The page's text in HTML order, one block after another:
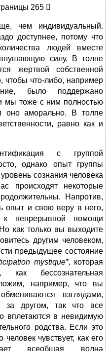
265 
чем индивидуальный.
доступнее, потому что
людей вместе
силу. В толпе
жертвой собственной
чтобы что-либо, например
было поддержано
мы тоже с ним полностью
оно аморально. В толпе
равно как и
с группой
однако опыт группы
сознания человека
происходят некоторые
Напротив,
опыт и свою веру в него,
непрерывной помощи
как только вы выходите
другим человеком,
предыдущее состояние
mystique*, которая
бессознательная
например, что вы
взглядами,
за другом, так что все
вплетаются в невидимую
родства. Если это
человек чувствует, как его
всеобщая волна